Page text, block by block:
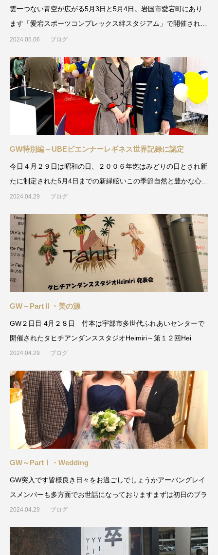
雲一つない青空が広がる5月3日と5月4日。岩国市愛宕町にあり
ます「愛宕スポーツコンプレックス絆スタジアム」で開催されま
した「
2024.05.06 ブログ
GW特別編～UBEビエンナーレギネス世界記録に認定
今日４月２９日は昭和の日、２００６年迄はみどりの日とされ新
たに制定された5月4日までの新緑眩いこの季節自然と豊かな心を
育む週間と
2024.04.29 ブログ
GW～PartⅡ・美の源
GW２日目 4月２８日 竹本は宇部市多世代ふれあいセンターで
開催されたタヒチアンダンススタジオHeimiri～第１２回Hei
2024.04.29 ブログ
GW～PartⅠ・Wedding
GW突入です皆様良き日々をお過ごしでしょうかアーバングレイ
スメンバーも多方面でお世話になっておりますまずは初日のブラ
2024.04.29 ブログ